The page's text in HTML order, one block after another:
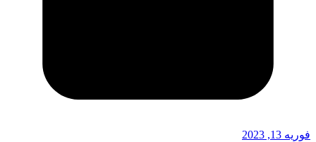
فوریه 13, 2023